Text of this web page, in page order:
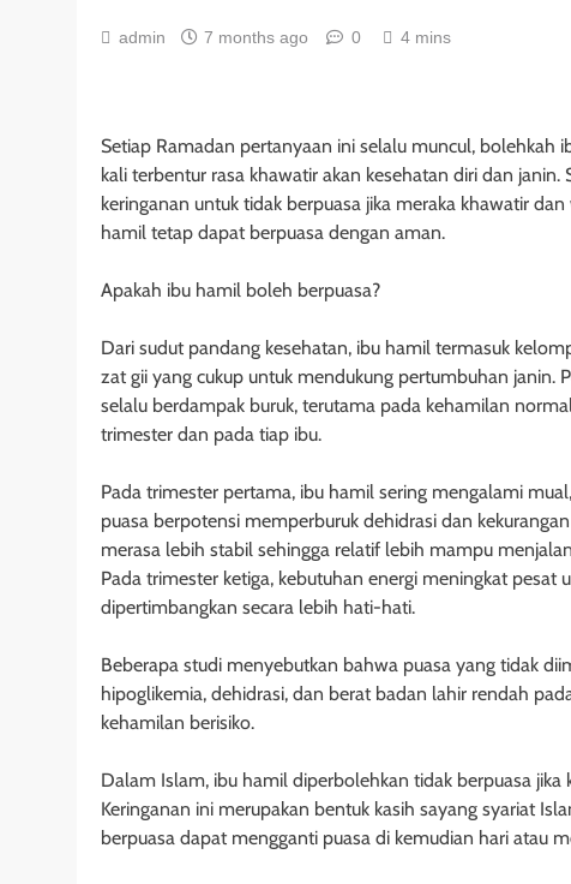
admin 7 months ago 0 4 mins
Setiap Ramadan pertanyaan ini selalu muncul, bolehkah
kali terbentur rasa khawatir akan kesehatan diri dan
keringanan untuk tidak berpuasa jika meraka khawatir
hamil tetap dapat berpuasa dengan aman.
Apakah ibu hamil boleh berpuasa?
Dari sudut pandang kesehatan, ibu hamil termasuk
zat gii yang cukup untuk mendukung pertumbuhan janin.
selalu berdampak buruk, terutama pada kehamilan
trimester dan pada tiap ibu.
Pada trimester pertama, ibu hamil sering mengalami
puasa berpotensi memperburuk dehidrasi dan
merasa lebih stabil sehingga relatif lebih mampu
Pada trimester ketiga, kebutuhan energi meningkat pesat
dipertimbangkan secara lebih hati-hati.
Beberapa studi menyebutkan bahwa puasa yang tidak
hipoglikemia, dehidrasi, dan berat badan lahir rendah
kehamilan berisiko.
Dalam Islam, ibu hamil diperbolehkan tidak berpuasa
Keringanan ini merupakan bentuk kasih sayang syariat
berpuasa dapat mengganti puasa di kemudian hari atau